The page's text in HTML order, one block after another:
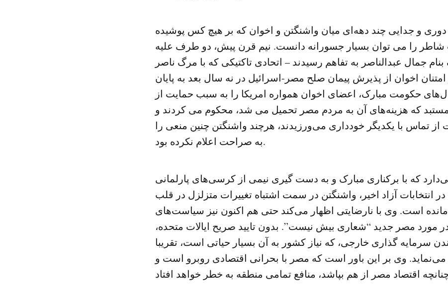
دوری و جدایی چند دهه‌ای میان واشنگتن و اخوان که بر هیچ کس پوشیده
شاطر را می توان بسیار جسورانه دانست. نیم قرن پیش، دو طرف علیه
جمال عبدالناصر به تفاهم رسیدند – اتحادی تاکتیکی که با مرگ ناصر
سال ۱۹۷۰ و امتنان اخوان از پذیرش پیمان صلح مصر-اسرائیل در نه سال بعد به پایان
حکومت مبارک، اعضای اخوان همواره امریکا را به سبب حمایت از
که هزینه‌های آن به مردم مصر تحمیل می شد، محکوم می کردند و
تماس با یکدیگر خودداری می‌ورزیدند، هرچند واشنگتن چنین منعی را
به صراحت اعلام نکرده بود.
که با برکناری مبارک و به دست گیری نیمی از کرسی‌های پارلمانی
انتخابات آزاد اخیر، واشنگتن در سمت اشتباه تغییرات متزلزل در قلب
است. وی با نارضایتی اظهار می‌کند حتی هم اکنون نیز سیاست‌های
در مورد مصر جدید “شعاری بیش نیست”. بدون تایید صریح ایالات متحده،
سرمایه گذاری خارجی، که نیاز کشور به آن بسیار حیاتی است، تقریبا
وی بر این باور است که مصر با بحرانی اقتصادی روبرو است و